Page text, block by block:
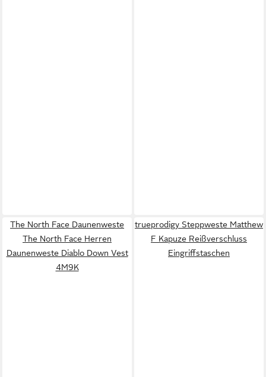
The North Face Daunenweste
The North Face Herren
Daunenweste Diablo Down Vest
4M9K
trueprodigy Steppweste Matthew
F Kapuze Reißverschluss
Eingriffstaschen